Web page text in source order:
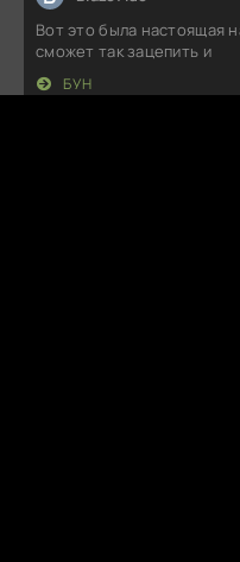
Вот это была настоящая
сможет так зацепить и
БУН